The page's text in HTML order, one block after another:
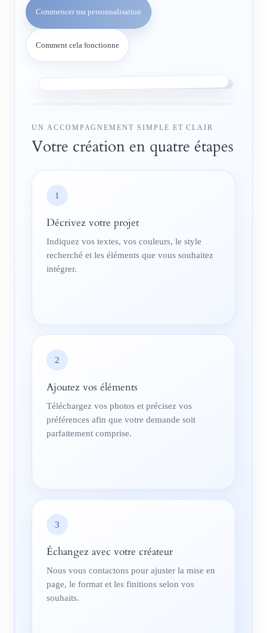
Commencer ma personnalisation
Comment cela fonctionne
UN ACCOMPAGNEMENT SIMPLE ET CLAIR
Votre création en quatre étapes
1
Décrivez votre projet
Indiquez vos textes, vos couleurs, le style
recherché et les éléments que vous souhaitez
intégrer.
2
Ajoutez vos éléments
Téléchargez vos photos et précisez vos
préférences afin que votre demande soit
parfaitement comprise.
3
Échangez avec votre créateur
Nous vous contactons pour ajuster la mise en
page, le format et les finitions selon vos
souhaits.